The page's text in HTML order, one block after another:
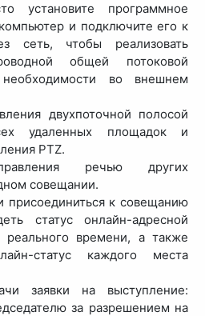
установите программное
и подключите его к
сеть, чтобы реализовать
общей потоковой
во внешнем
двухпоточной полосой
удаленных площадок и
PTZ.
речью других
совещании.
присоединиться к совещанию
статус онлайн-адресной
времени, а также
статус каждого места
заявки на выступление:
за разрешением на